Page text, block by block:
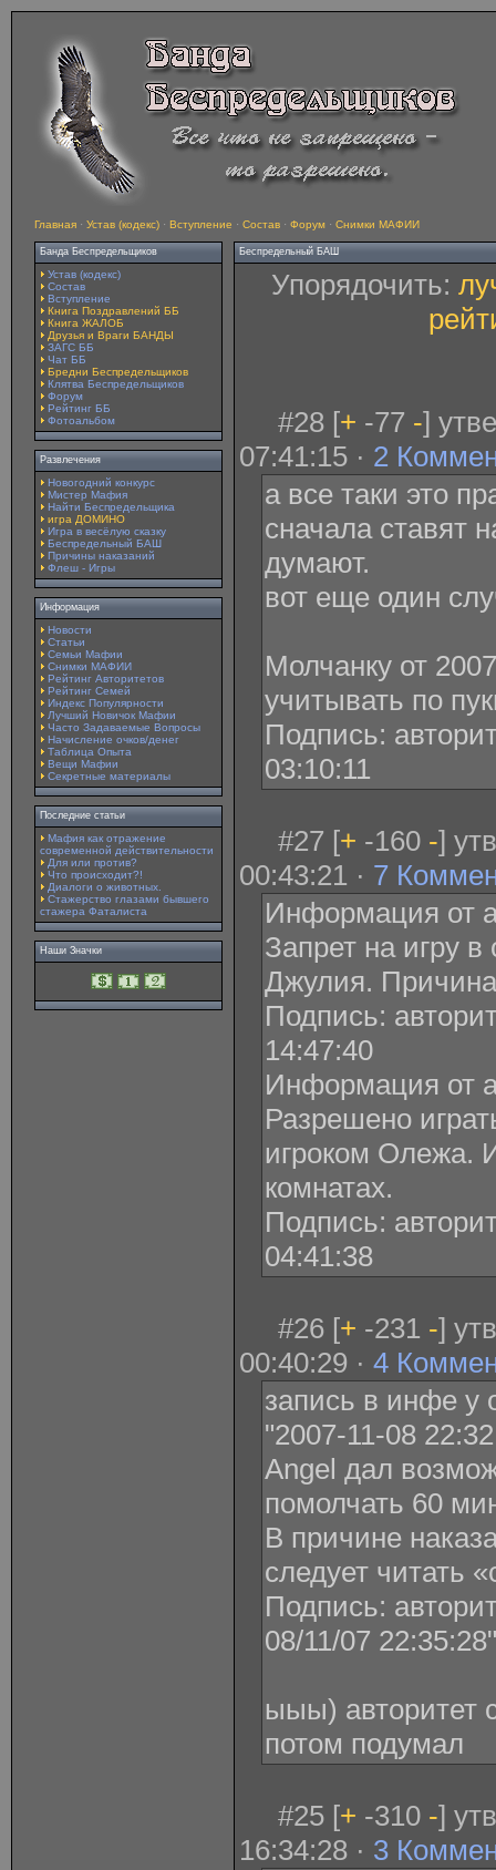
Главная · Устав (кодекс) · Вступление · Состав · Форум · Снимки МАФИИ
Банда Беспредельщиков
Устав (кодекс)
Состав
Вступление
Книга Поздравлений ББ
Книга ЖАЛОБ
Друзья и Враги БАНДЫ
ЗАГС ББ
Чат ББ
Бредни Беспредельщиков
Клятва Беспредельщиков
Форум
Рейтинг ББ
Фотоальбом
Развлечения
Новогодний конкурс
Мистер Мафия
Найти Беспредельщика
игра ДОМИНО
Игра в весёлую сказку
Беспредельный БАШ
Причины наказаний
Флеш - Игры
Информация
Новости
Статьи
Семьи Мафии
Снимки МАФИИ
Рейтинг Авторитетов
Рейтинг Семей
Индекс Популярности
Лучший Новичок Мафии
Часто Задаваемые Вопросы
Начисление очков/денег
Таблица Опыта
Вещи Мафии
Секретные материалы
Последние статьи
Мафия как отражение
современной действительности
Для или против?
Что происходит?!
Диалоги о животных.
Стажерство глазами бывшего
стажера Фаталиста
Наши Значки
Беспредельный БАШ
Упорядочить:
#28 [+ -77 -]
07:41:15 · 2
а все таки это
сначала ставят
думают.
вот еще один
Молчанку от
учитывать по
Подпись:
03:10:11
#27 [+ -160 -]
00:43:21 · 7
Информация от
Запрет на игру
Джулия.
Подпись:
14:47:40
Информация от
Разрешено
игроком Олежа.
комнатах.
Подпись:
04:41:38
#26 [+ -231 -]
00:40:29 · 4
запись в инфе у
"2007-11-08
Angel дал
помолчать 60
В причине
следует читать
Подпись:
08/11/07 22:35:28"
ыыы) авторитет
потом подумал
#25 [+ -310 -]
16:34:28 · 3